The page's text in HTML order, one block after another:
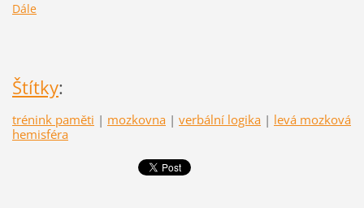
Dále
Štítky:
trénink paměti | mozkovna | verbální logika | levá mozková
hemisféra